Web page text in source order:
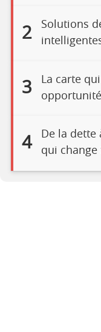
2
Solutions
3
La carte
4
De la dette
qui change